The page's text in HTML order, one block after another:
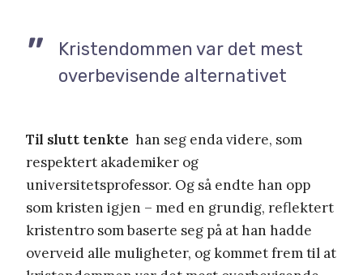
Kristendommen var det mest
overbevisende alternativet
Til slutt tenkte han seg enda videre, som
respektert akademiker og
universitetsprofessor. Og så endte han opp
som kristen igjen – med en grundig, reflektert
kristentro som baserte seg på at han hadde
overveid alle muligheter, og kommet frem til at